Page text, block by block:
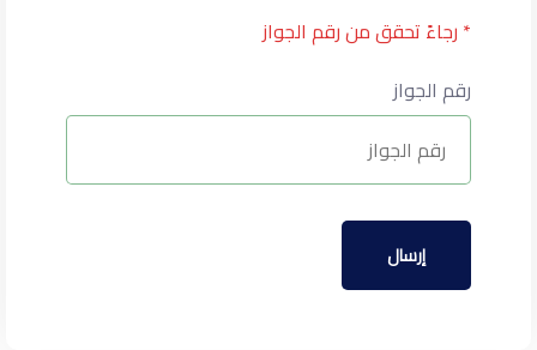
* رجاءً تحقق من رقم الجواز
رقم الجواز